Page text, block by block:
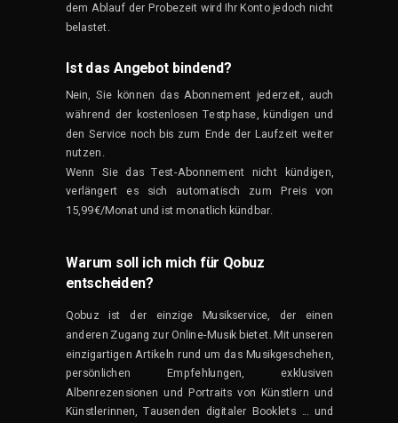
Warum soll ich mich für Qobuz
entscheiden?
Qobuz ist der einzige Musikservice, der einen
anderen Zugang zur Online-Musik bietet. Mit unseren
einzigartigen Artikeln rund um das Musikgeschehen,
persönlichen Empfehlungen, exklusiven
Albenrezensionen und Portraits von Künstlern und
Künstlerinnen, Tausenden digitaler Booklets ... und
Ist das Angebot bindend?
Nein, Sie können das Abonnement jederzeit, auch
während der kostenlosen Testphase, kündigen und
den Service noch bis zum Ende der Laufzeit weiter
nutzen.
Wenn Sie das Test-Abonnement nicht kündigen,
verlängert es sich automatisch zum Preis von
15,99€/Monat und ist monatlich kündbar.
dem Ablauf der Probezeit wird Ihr Konto jedoch nicht
belastet.